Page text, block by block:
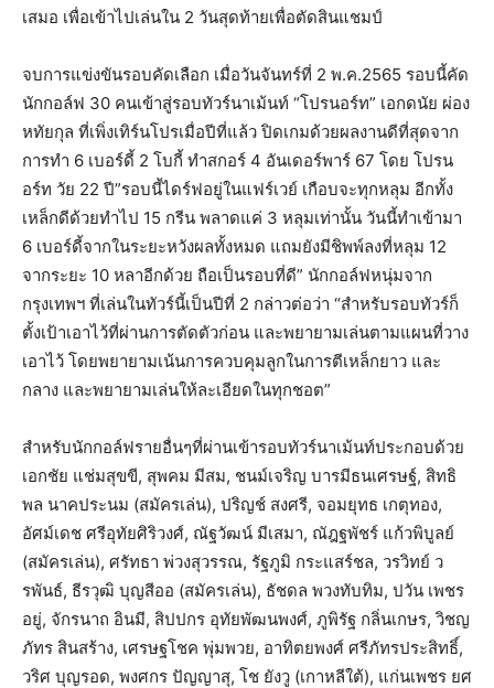
เสมอ เพื่อเข้าไปเล่นใน 2 วันสุดท้ายเพื่อตัดสินแชมป์
จบการแข่งขันรอบคัดเลือก เมื่อวันจันทร์ที่ 2 พ.ค.2565 รอบนี้คัด
นักกอล์ฟ 30 คนเข้าสู่รอบทัวร์นาเม้นท์ “โปรนอร์ท” เอกดนัย ผ่อง
หทัยกุล ที่เพิ่งเทิร์นโปรเมื่อปีที่แล้ว ปิดเกมด้วยผลงานดีที่สุดจาก
การทำ 6 เบอร์ดี้ 2 โบกี้ ทำสกอร์ 4 อันเดอร์พาร์ 67 โดย โปรน
อร์ท วัย 22 ปี”รอบนี้ไดร์ฟอยู่ในแฟร์เวย์ เกือบจะทุกหลุม อีกทั้ง
เหล็กดีด้วยทำไป 15 กรีน พลาดแค่ 3 หลุมเท่านั้น วันนี้ทำเข้ามา
6 เบอร์ดี้จากในระยะหวังผลทั้งหมด แถมยังมีชิพพ์ลงที่หลุม 12
จากระยะ 10 หลาอีกด้วย ถือเป็นรอบที่ดี” นักกอล์ฟหนุ่มจาก
กรุงเทพฯ ที่เล่นในทัวร์นี้เป็นปีที่ 2 กล่าวต่อว่า “สำหรับรอบทัวร์ก็
ตั้งเป้าเอาไว้ที่ผ่านการตัดตัวก่อน และพยายามเล่นตามแผนที่วาง
เอาไว้ โดยพยายามเน้นการควบคุมลูกในการตีเหล็กยาว และ
กลาง และพยายามเล่นให้ละเอียดในทุกชอต”
สำหรับนักกอล์ฟรายอื่นๆที่ผ่านเข้ารอบทัวร์นาเม้นท์ประกอบด้วย
เอกชัย แช่มสุขขี, สุพคม มีสม, ชนม์เจริญ บารมีธนเศรษฐ์, สิทธิ
พล นาคประนม (สมัครเล่น), ปริญช์ สงศรี, จอมยุทธ เกตุทอง,
อัศม์เดช ศรีอุทัยศิริวงศ์, ณัฐวัฒน์ มีเสมา, ณัฎฐพัชร์ แก้วพิบูลย์
(สมัครเล่น), ศรัทธา พ่วงสุวรรณ, รัฐภูมิ กระแสร์ชล, วรวิทย์ ว
รพันธ์, ธีรวุฒิ บุญสีออ (สมัครเล่น), ธัชดล พวงทับทิม, ปวัน เพชร
อยู่, จักรนาถ อินมี, สิปปกร อุทัยพัฒนพงศ์, ภูพิรัฐ กลิ่นเกษร, วิชญ
ภัทร สินสร้าง, เศรษฐโชค พุ่มพวย, อาทิตยพงศ์ ศรีภัทรประสิทธิ์,
วริศ บุญรอด, พงศกร ปัญญาสุ, โช ยังวู (เกาหลีใต้), แก่นเพชร ยศ